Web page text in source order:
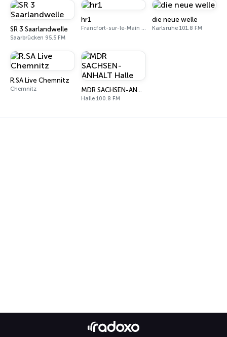
SR 3 Saarlandwelle
Saarbrücken 95.5 FM
hr1
Francfort-sur-le-Main 94.4 FM
die neue welle
Karlsruhe 101.8 FM
R.SA Live Chemnitz
Chemnitz MDR SACHSEN-ANHALT Halle
Halle 100.8 FM